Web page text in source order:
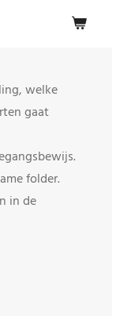
welke
gaat
folder.
in de